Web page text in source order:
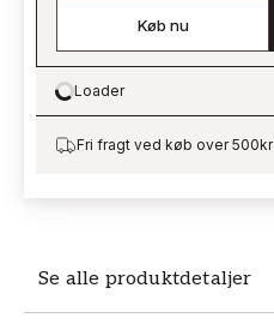
Se alle produktdetaljer
Køb nu
Loading…
Loader
Fri fragt ved køb over 500kr